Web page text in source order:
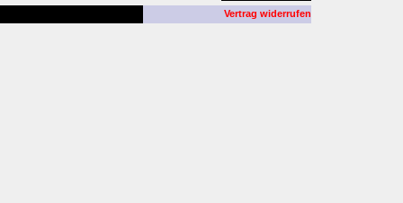
Vertrag widerrufen